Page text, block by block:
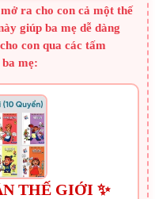
ra cho con cả một thế
giúp ba mẹ dễ dàng
con qua các tấm
mẹ:
THẾ GIỚI ✨